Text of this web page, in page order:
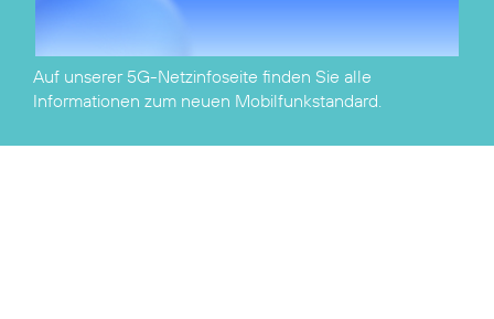
Auf unserer 5G-Netzinfoseite finden Sie alle
Informationen zum neuen Mobilfunkstandard.